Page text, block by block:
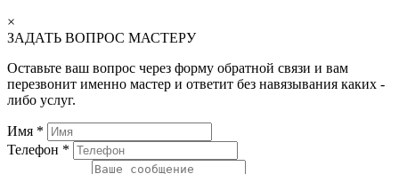
×
ЗАДАТЬ ВОПРОС МАСТЕРУ
Оставьте ваш вопрос через форму обратной связи и вам
перезвонит именно мастер и ответит без навязывания каких -
либо услуг.
Имя *
Телефон *